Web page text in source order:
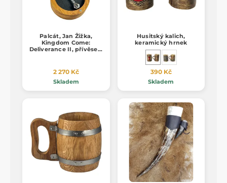
Palcát, Jan Žižka,
Kingdom Come:
Deliverance II, přívěsek,
2 270 Kč
Skladem
Husitský kalich,
keramický hrnek
390 Kč
Skladem